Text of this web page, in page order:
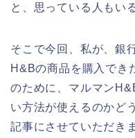
と、思っている人もい
そこで今回、私が、銀
H&Bの商品を購入でき
のために、マルマン
い方法が使えるのかど
記事にさせていただき